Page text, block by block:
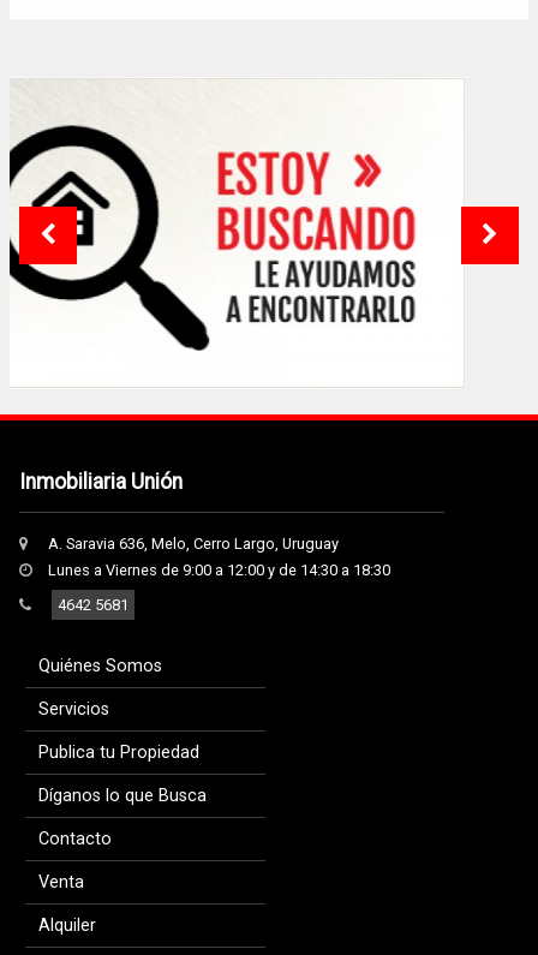
Inmobiliaria Unión
A. Saravia 636, Melo, Cerro Largo, Uruguay
Lunes a Viernes de 9:00 a 12:00 y de 14:30 a 18:30
4642 5681
Quiénes Somos
Servicios
Publica tu Propiedad
Díganos lo que Busca
Contacto
Venta
Alquiler